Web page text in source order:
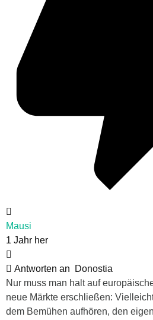
Mausi
1 Jahr her
Antworten an
Donostia
Nur muss man halt auf
neue Märkte erschließen:
dem Bemühen aufhören, den